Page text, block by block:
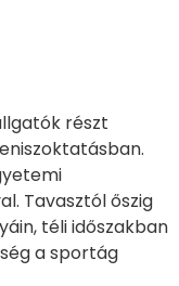
részt
Tavasztól őszig
téli időszakban
a sportág